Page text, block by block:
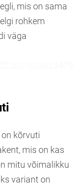
mis on sama
rohkem
väga
kõrvuti
mis on kas
mitu võimalikku
variant on